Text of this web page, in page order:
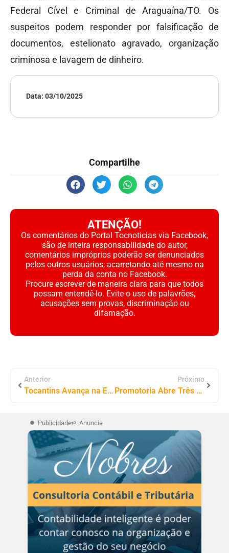
Federal Cível e Criminal de Araguaína/TO. Os
suspeitos podem responder por falsificação de
documentos, estelionato agravado, organização
criminosa e lavagem de dinheiro.
Data: 03/10/2025
Compartilhe
ATENÇÃO!
Os comentários do Portal Tocnoticias via Facebook,
são de inteira responsabilidade do autor,
comentários impróprios poderão ser denunciados
pelos outros usuários, acarretando até mesmo na
perda da conta no Facebook.
Procure escrever de maneira clara para que todos
possam entendê-lo. Evite o uso de palavrões,
acusações sem provas, discriminação ou
difamação.
Anterior
Tocantins Avança na Educação: Governador Laurez Moreira Prorroga Concurso e Reafirma Compromisso com o Serviço Público
Próximo
Promotoria Abre Três Inquéritos Sobre Contratos Sem Licitação em Mateiros; Empresas, Prefeito, Vice-prefeito e Ex-Vereador São Alvos
Publicidade Anuncie